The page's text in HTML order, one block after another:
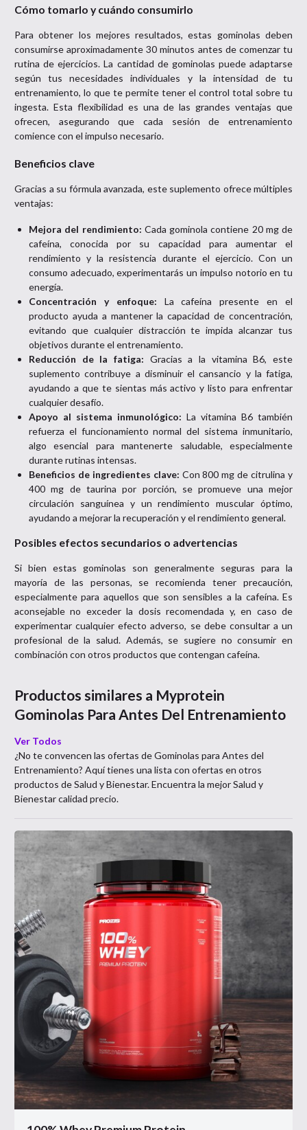
Cómo tomarlo y cuándo consumirlo
Para obtener los mejores resultados, estas gominolas deben
consumirse aproximadamente 30 minutos antes de comenzar tu
rutina de ejercicios. La cantidad de gominolas puede adaptarse
según tus necesidades individuales y la intensidad de tu
entrenamiento, lo que te permite tener el control total sobre tu
ingesta. Esta flexibilidad es una de las grandes ventajas que
ofrecen, asegurando que cada sesión de entrenamiento
comience con el impulso necesario.
Beneficios clave
Gracias a su fórmula avanzada, este suplemento ofrece múltiples
ventajas:
Mejora del rendimiento: Cada gominola contiene 20 mg de
cafeína, conocida por su capacidad para aumentar el
rendimiento y la resistencia durante el ejercicio. Con un
consumo adecuado, experimentarás un impulso notorio en tu
energía.
Concentración y enfoque: La cafeína presente en el
producto ayuda a mantener la capacidad de concentración,
evitando que cualquier distracción te impida alcanzar tus
objetivos durante el entrenamiento.
Reducción de la fatiga: Gracias a la vitamina B6, este
suplemento contribuye a disminuir el cansancio y la fatiga,
ayudando a que te sientas más activo y listo para enfrentar
cualquier desafío.
Apoyo al sistema inmunológico: La vitamina B6 también
refuerza el funcionamiento normal del sistema inmunitario,
algo esencial para mantenerte saludable, especialmente
durante rutinas intensas.
Beneficios de ingredientes clave: Con 800 mg de citrulina y
400 mg de taurina por porción, se promueve una mejor
circulación sanguínea y un rendimiento muscular óptimo,
ayudando a mejorar la recuperación y el rendimiento general.
Posibles efectos secundarios o advertencias
Si bien estas gominolas son generalmente seguras para la
mayoría de las personas, se recomienda tener precaución,
especialmente para aquellos que son sensibles a la cafeína. Es
aconsejable no exceder la dosis recomendada y, en caso de
experimentar cualquier efecto adverso, se debe consultar a un
profesional de la salud. Además, se sugiere no consumir en
combinación con otros productos que contengan cafeína.
Productos similares a Myprotein
Gominolas Para Antes Del Entrenamiento
Ver Todos
¿No te convencen las ofertas deGominolas para Antes del
Entrenamiento? Aquí tienes una lista con ofertas en otros
productos deSalud y Bienestar. Encuentra la mejorSalud y
Bienestarcalidad precio.